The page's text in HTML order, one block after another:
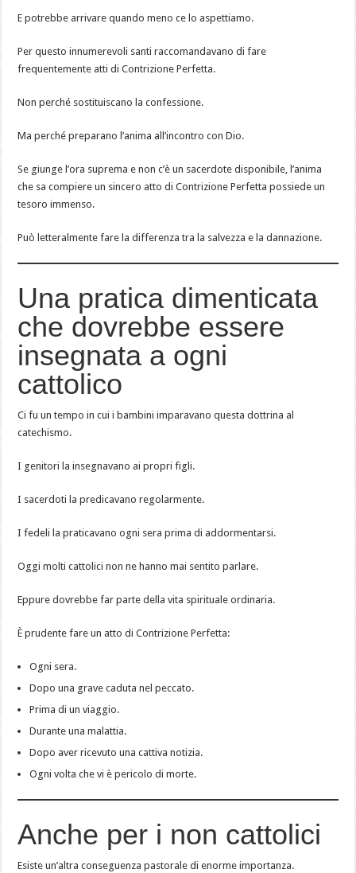
E potrebbe arrivare quando meno ce lo aspettiamo.
Per questo innumerevoli santi raccomandavano di fare
frequentemente atti di Contrizione Perfetta.
Non perché sostituiscano la confessione.
Ma perché preparano l’anima all’incontro con Dio.
Se giunge l’ora suprema e non c’è un sacerdote disponibile, l’anima
che sa compiere un sincero atto di Contrizione Perfetta possiede un
tesoro immenso.
Può letteralmente fare la differenza tra la salvezza e la dannazione.
Una pratica dimenticata
che dovrebbe essere
insegnata a ogni
cattolico
Ci fu un tempo in cui i bambini imparavano questa dottrina al
catechismo.
I genitori la insegnavano ai propri figli.
I sacerdoti la predicavano regolarmente.
I fedeli la praticavano ogni sera prima di addormentarsi.
Oggi molti cattolici non ne hanno mai sentito parlare.
Eppure dovrebbe far parte della vita spirituale ordinaria.
È prudente fare un atto di Contrizione Perfetta:
Ogni sera.
Dopo una grave caduta nel peccato.
Prima di un viaggio.
Durante una malattia.
Dopo aver ricevuto una cattiva notizia.
Ogni volta che vi è pericolo di morte.
Anche per i non cattolici
Esiste un’altra conseguenza pastorale di enorme importanza.